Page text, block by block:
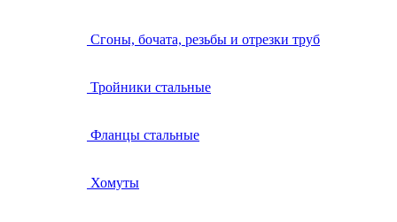
Сгоны, бочата, резьбы и отрезки труб
Тройники стальные
Фланцы стальные
Хомуты